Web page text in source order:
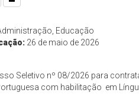
Educação
26 de maio de 2026
Seletivo nº 08/2026 para
com habilitação em